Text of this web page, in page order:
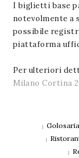
I biglietti base
notevolmente a
possibile
piattaforma
Per ulteriori
Milano Cortina
|
|
|